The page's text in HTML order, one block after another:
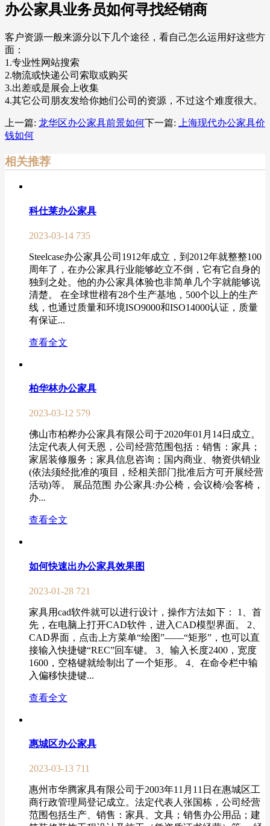
办公家具业务员如何寻找经销商
客户资源一般来源分以下几个途径，看自己怎么运用好这些方
面：
1.专业性网站搜索
2.物流或快递公司索取或购买
3.出差或是展会上收集
4.其它公司朋友发给你她们公司的资源，不过这个难度很大。
上一篇: 龙华区办公家具前景如何下一篇:
上海现代办公家具价
钱如何
相关推荐
科仕莱办公家具
2023-03-14 735
Steelcase办公家具公司1912年成立，到2012年就整整100
周年了，在办公家具行业能够屹立不倒，它有它自身的
独到之处。他的办公家具体验也非简单几个字就能够说
清楚。 在全球世楷有28个生产基地，500个以上的生产
线，也通过质量和环境ISO9000和ISO14000认证，质量
有保证...
查看全文
柏华林办公家具
2023-03-12 579
佛山市柏桦办公家具有限公司于2020年01月14日成立。
法定代表人何天恩，公司经营范围包括：销售：家具；
家居装修服务；家具信息咨询；国内商业、物资供销业
(依法须经批准的项目，经相关部门批准后方可开展经营
活动)等。 展品范围 办公家具:办公椅，会议椅/会客椅，
办...
查看全文
如何快速出办公家具效果图
2023-01-28 721
家具用cad软件就可以进行设计，操作方法如下： 1、首
先，在电脑上打开CAD软件，进入CAD模型界面。 2、
CAD界面，点击上方菜单“绘图”——“矩形”，也可以直
接输入快捷键“REC”回车键。 3、输入长度2400，宽度
1600，空格键就绘制出了一个矩形。 4、在命令栏中输
入偏移快捷键...
查看全文
惠城区办公家具
2023-03-13 711
惠州市华腾家具有限公司于2003年11月11日在惠城区工
商行政管理局登记成立。法定代表人张国栋，公司经营
范围包括生产、销售：家具、文具；销售办公用品；建